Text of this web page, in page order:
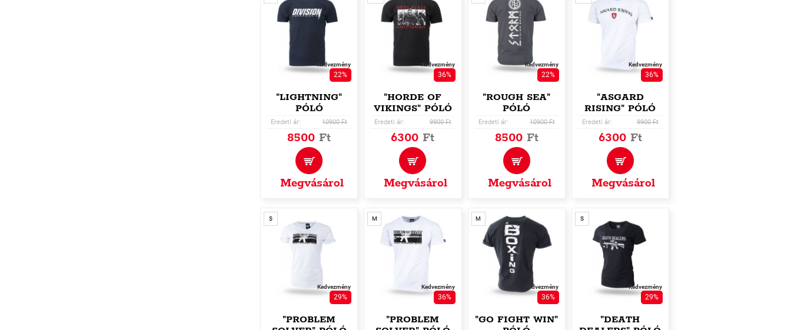
Kedvezmény
22%
"LIGHTNING"
PÓLÓ
Eredeti ár: 10900 Ft
8500 Ft
Megvásárol
Kedvezmény
36%
"HORDE OF
VIKINGS" PÓLÓ
Eredeti ár: 9900 Ft
6300 Ft
Megvásárol
Kedvezmény
22%
"ROUGH SEA"
PÓLÓ
Eredeti ár: 10900 Ft
8500 Ft
Megvásárol
Kedvezmény
36%
"ASGARD
RISING" PÓLÓ
Eredeti ár: 9900 Ft
6300 Ft
Megvásárol
S
Kedvezmény
29%
"PROBLEM
M
Kedvezmény
36%
"PROBLEM
M
Kedvezmény
36%
"GO FIGHT WIN"
S
Kedvezmény
29%
"DEATH